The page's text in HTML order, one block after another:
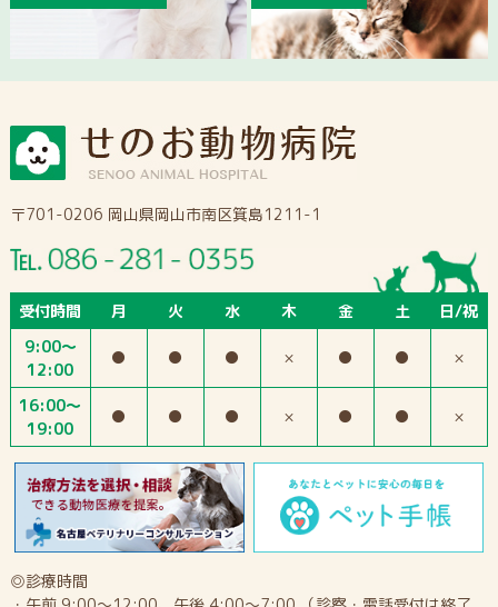
〒701-0206 岡山県岡山市南区箕島1211-1
受付時間 月 火 水 木 金 土
日/祝
9:00～
12:00
● ● ● × ● ● ×
16:00～
19:00
● ● ● × ● ● ×
◎診療時間